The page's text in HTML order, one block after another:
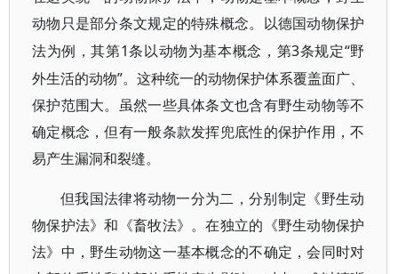
动物只是部分条文规定的特殊概念。以德国动物保护
法为例，其第1条以动物为基本概念，第3条规定“野
外生活的动物”。这种统一的动物保护体系覆盖面广、
保护范围大。虽然一些具体条文也含有野生动物等不
确定概念，但有一般条款发挥兜底性的保护作用，不
易产生漏洞和裂缝。
但我国法律将动物一分为二，分别制定《野生动
物保护法》和《畜牧法》。在独立的《野生动物保护
法》中，野生动物这一基本概念的不确定，会同时对